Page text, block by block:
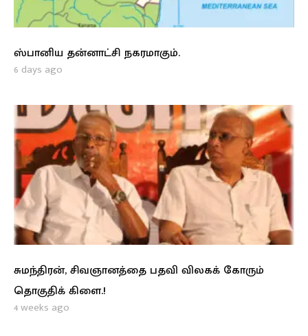
ஸ்பானிய தன்னாட்சி நகரமாகும்.
6 days ago
சுமந்திரன், சிவஞானத்தை பதவி விலகக் கோரும்
தொகுதிக் கிளை.!
4 weeks ago